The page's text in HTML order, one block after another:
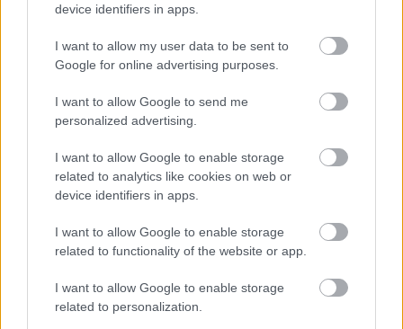
device identifiers in apps.
I want to allow my user data to be sent to
Google for online advertising purposes.
I want to allow Google to send me
personalized advertising.
I want to allow Google to enable storage
related to analytics like cookies on web or
device identifiers in apps.
I want to allow Google to enable storage
related to functionality of the website or app.
I want to allow Google to enable storage
related to personalization.
Címkék:bevándorlók Izrael Tel Aviv
Ajánlott bejegyzések:
Scarlett Johansson és az izraeli bojkott
Felfalja Európát az Etihad